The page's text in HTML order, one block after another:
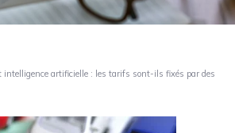
intelligence artificielle : les tarifs sont-ils fixés par des